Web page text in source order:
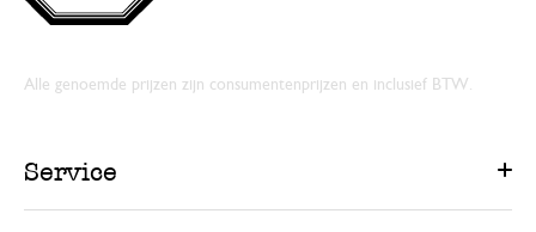
Alle genoemde prijzen zijn consumentenprijzen en inclusief BTW.
Service